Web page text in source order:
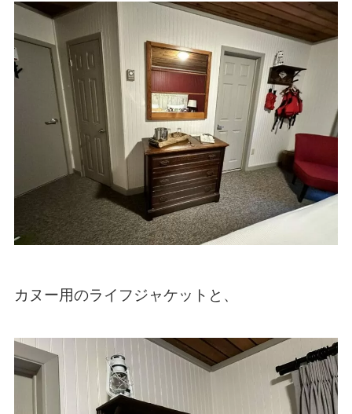
カヌー用のライフジャケットと、